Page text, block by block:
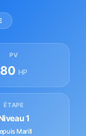
PV
80 HP
ÉTAPE
1
Marill